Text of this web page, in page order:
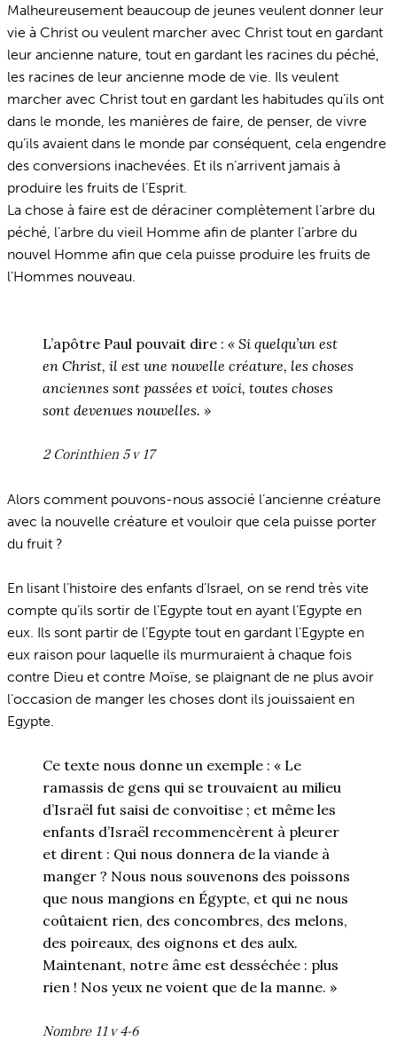
Malheureusement beaucoup de jeunes veulent donner leur
vie à Christ ou veulent marcher avec Christ tout en gardant
leur ancienne nature, tout en gardant les racines du péché,
les racines de leur ancienne mode de vie. Ils veulent
marcher avec Christ tout en gardant les habitudes qu’ils ont
dans le monde, les manières de faire, de penser, de vivre
qu’ils avaient dans le monde par conséquent, cela engendre
des conversions inachevées. Et ils n’arrivent jamais à
produire les fruits de l’Esprit.
La chose à faire est de déraciner complètement l’arbre du
péché, l’arbre du vieil Homme afin de planter l’arbre du
nouvel Homme afin que cela puisse produire les fruits de
l’Hommes nouveau.
L’apôtre Paul pouvait dire : « Si quelqu’un est
en Christ, il est une nouvelle créature, les choses
anciennes sont passées et voici, toutes choses
sont devenues nouvelles. »
2 Corinthien 5 v 17
Alors comment pouvons-nous associé l’ancienne créature
avec la nouvelle créature et vouloir que cela puisse porter
du fruit ?
En lisant l’histoire des enfants d’Israel, on se rend très vite
compte qu’ils sortir de l’Egypte tout en ayant l’Egypte en
eux. Ils sont partir de l’Egypte tout en gardant l’Egypte en
eux raison pour laquelle ils murmuraient à chaque fois
contre Dieu et contre Moïse, se plaignant de ne plus avoir
l’occasion de manger les choses dont ils jouissaient en
Egypte.
Ce texte nous donne un exemple : « ‭‭Le
ramassis de gens qui se trouvaient au milieu
d’Israël fut saisi de convoitise ; et même les
enfants d’Israël recommencèrent à pleurer
et dirent : Qui nous donnera de la viande à
manger ? Nous nous souvenons des poissons
que nous mangions en Égypte, et qui ne nous
coûtaient rien, des concombres, des melons,
des poireaux, des oignons et des aulx.
Maintenant, notre âme est desséchée : plus
rien ! Nos yeux ne voient que de la manne. »
Nombre 11 v 4-6